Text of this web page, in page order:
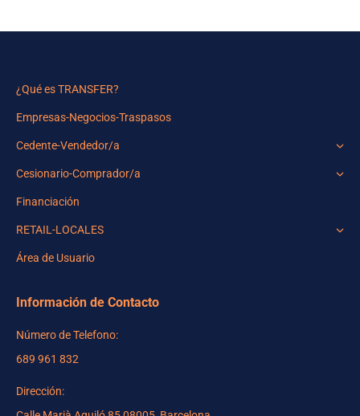
¿Qué es TRANSFER?
Empresas-Negocios-Traspasos
Cedente-Vendedor/a
Cesionario-Comprador/a
Financiación
RETAIL-LOCALES
Área de Usuario
Información de Contacto
Número de Telefono:
689 961 832
Dirección: